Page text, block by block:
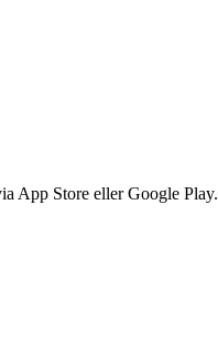
App Store eller Google Play.